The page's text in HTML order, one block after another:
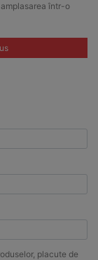
într-o
placute de